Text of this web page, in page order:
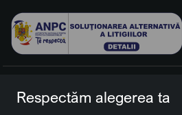
rezervate.
Respectăm alegerea ta